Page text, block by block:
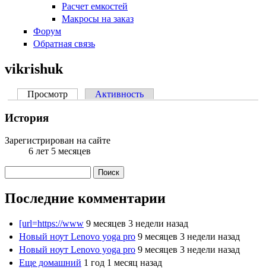
Расчет емкостей
Макросы на заказ
Форум
Обратная связь
vikrishuk
Просмотр (активная вкладка)
Активность
История
Зарегистрирован на сайте
6 лет 5 месяцев
Последние комментарии
[url=https://www 9 месяцев 3 недели назад
Новый ноут Lenovo yoga pro 9 месяцев 3 недели назад
Новый ноут Lenovo yoga pro 9 месяцев 3 недели назад
Еще домашний 1 год 1 месяц назад